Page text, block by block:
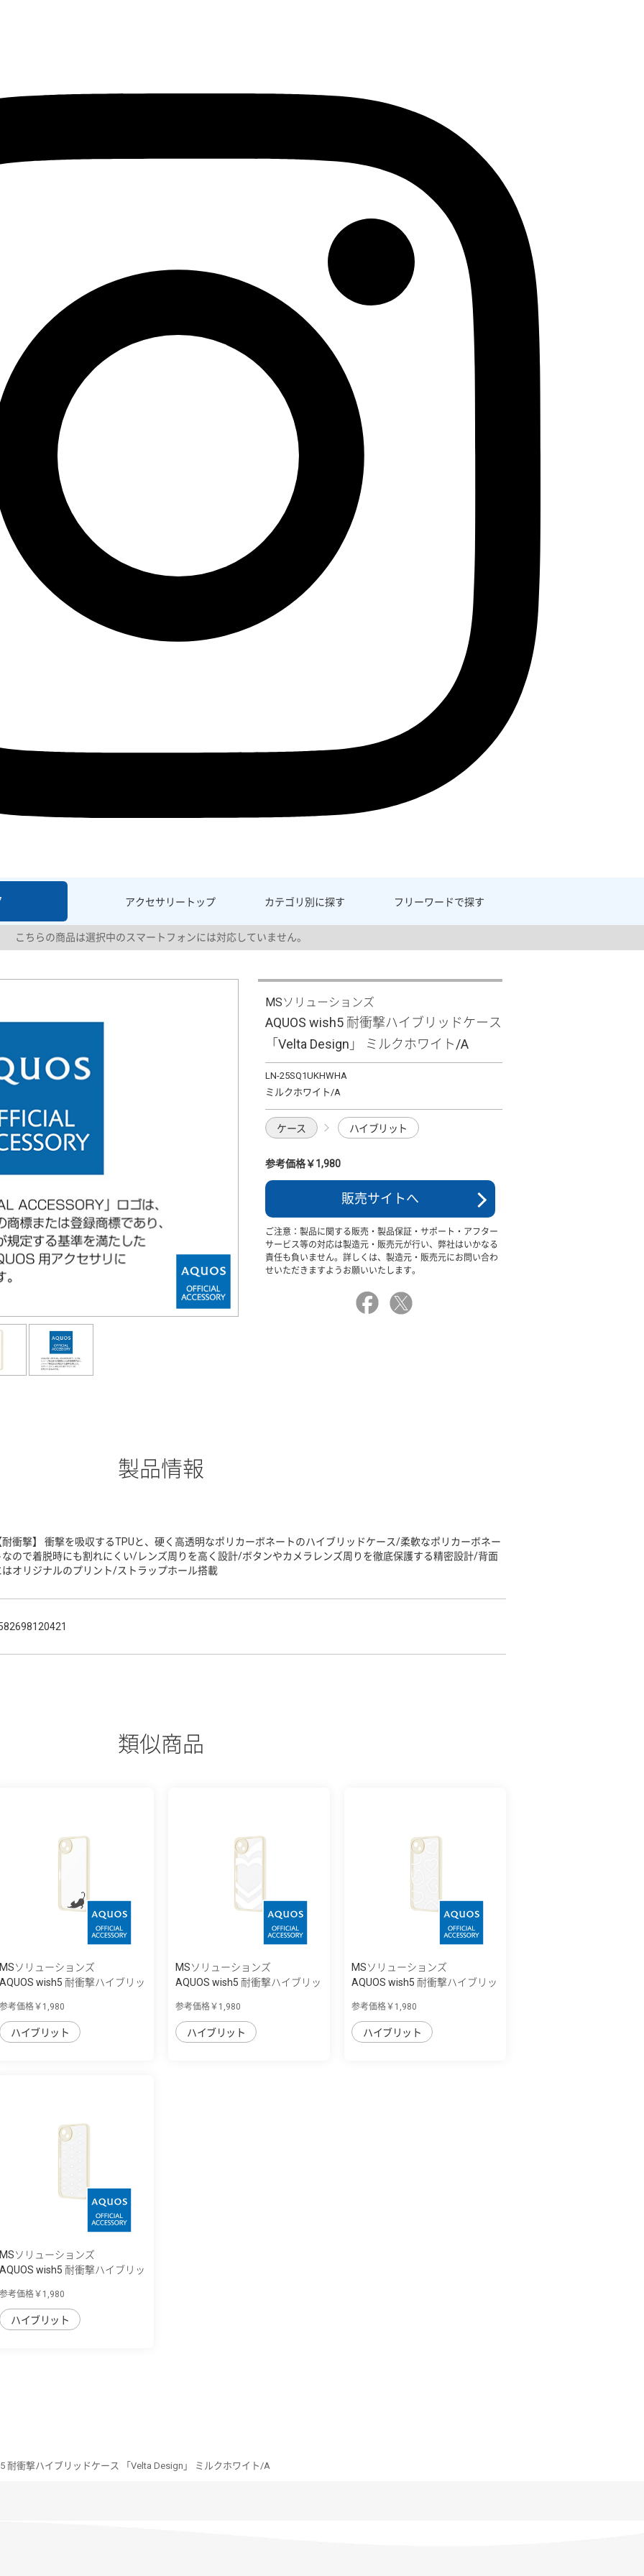
アクセサリー トップ カテゴリ別に探す フリーワードで探す
こちらの商品は選択中のスマートフォンには対応していません。
MSソリューションズ
AQUOS wish5 耐衝撃ハイブリッドケース
「Velta Design」 ミルクホワイト/A
LN-25SQ1UKHWHA
ミルクホワイト/A
ケース ハイブリット
参考価格￥1,980
販売サイトへ
ご注意：製品に関する販売・製品保証・サポート・アフター
サービス等の対応は製造元・販売元が行い、弊社はいかなる
責任も負いません。詳しくは、製造元・販売元にお問い合わ
せいただきますようお願いいたします。
製品情報
耐衝撃】 衝撃を吸収するTPUと、硬く高透明なポリカーボネートのハイブリッドケース/柔軟なポリカーボネー
なので着脱時にも割れにくい/レンズ周りを高く設計/ボタンやカメラレンズ周りを徹底保護する精密設計/背面
はオリジナルのプリント/ストラップホール搭載
類似商品
MSソリューションズ
AQUOS wish5 耐衝撃ハイブリッ
参考価格￥1,980
ハイブリット
MSソリューションズ
AQUOS wish5 耐衝撃ハイブリッ
参考価格￥1,980
ハイブリット
MSソリューションズ
AQUOS wish5 耐衝撃ハイブリッ
参考価格￥1,980
ハイブリット
MSソリューションズ
AQUOS wish5 耐衝撃ハイブリッ
参考価格￥1,980
ハイブリット
耐衝撃ハイブリッドケース 「Velta Design」 ミルクホワイト/A